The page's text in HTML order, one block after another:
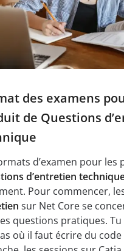
des examens
de Questions
d’examen pour les
d’entretien
Pour commencer,
sur Net Core se
questions pratiques. Tu
où il faut écrire du